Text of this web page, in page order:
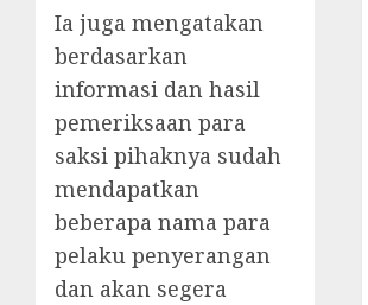
Ia juga mengatakan
berdasarkan
informasi dan hasil
pemeriksaan para
saksi pihaknya sudah
mendapatkan
beberapa nama para
pelaku penyerangan
dan akan segera